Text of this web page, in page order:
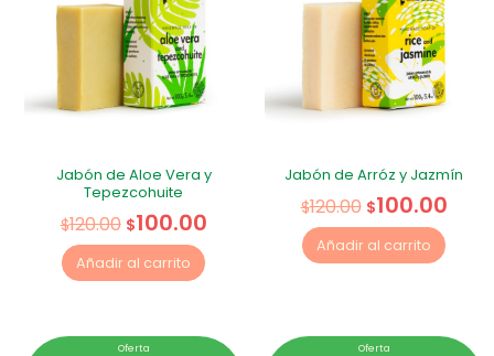
Jabón de Aloe Vera y
Tepezcohuite
$120.00 $100.00
Añadir al carrito
Jabón de Arróz y Jazmín
$120.00 $100.00
Añadir al carrito
Oferta Oferta